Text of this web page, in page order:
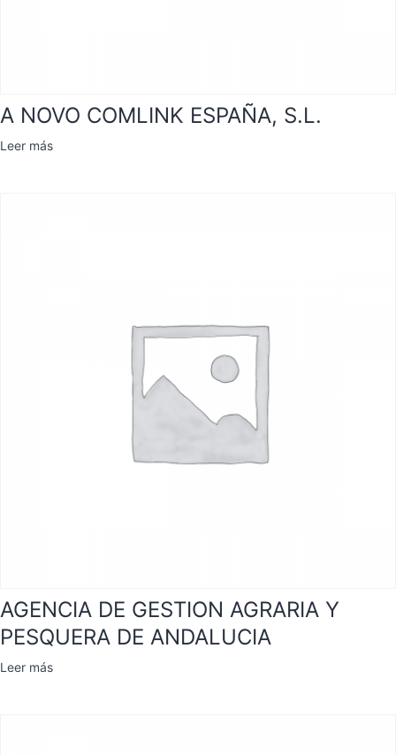
A NOVO COMLINK ESPAÑA, S.L.
Leer más
AGENCIA DE GESTION AGRARIA Y
PESQUERA DE ANDALUCIA
Leer más